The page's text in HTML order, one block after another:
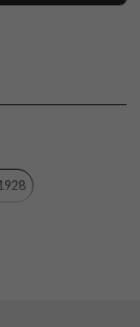
kompatibel
Återvunnen plast